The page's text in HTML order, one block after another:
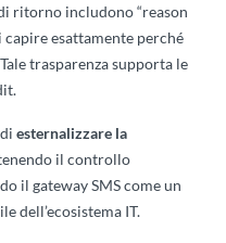
ritorno includono “reason
esattamente perché
trasparenza supporta le
esternalizzare la
il controllo
il gateway SMS come un
dell’ecosistema IT.